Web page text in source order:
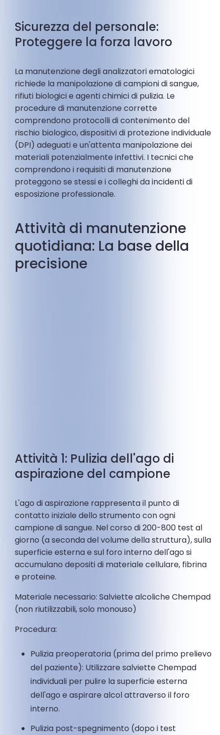
Sicurezza del personale:
Proteggere la forza lavoro
La manutenzione degli analizzatori ematologici
richiede la manipolazione di campioni di sangue,
rifiuti biologici e agenti chimici di pulizia. Le
procedure di manutenzione corrette
comprendono protocolli di contenimento del
rischio biologico, dispositivi di protezione individuale
(DPI) adeguati e un'attenta manipolazione dei
materiali potenzialmente infettivi. I tecnici che
comprendono i requisiti di manutenzione
proteggono se stessi e i colleghi da incidenti di
esposizione professionale.
Attività di manutenzione
quotidiana: La base della
precisione
Attività 1: Pulizia dell'ago di
aspirazione del campione
L'ago di aspirazione rappresenta il punto di
contatto iniziale dello strumento con ogni
campione di sangue. Nel corso di 200-800 test al
giorno (a seconda del volume della struttura), sulla
superficie esterna e sul foro interno dell'ago si
accumulano depositi di materiale cellulare, fibrina
e proteine.
Materiale necessario: Salviette alcoliche Chempad
(non riutilizzabili, solo monouso)
Procedura:
Pulizia preoperatoria (prima del primo prelievo
del paziente): Utilizzare salviette Chempad
individuali per pulire la superficie esterna
dell'ago e aspirare alcol attraverso il foro
interno.
Pulizia post-spegnimento (dopo i test